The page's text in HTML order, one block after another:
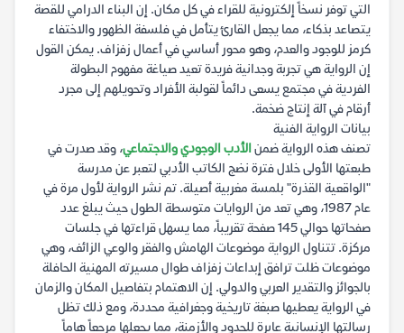
التي توفر نسخاً إلكترونية للقراء في كل مكان. إن البناء الدرامي للقصة
يتصاعد بذكاء، مما يجعل القارئ يتأمل في فلسفة الظهور والاختفاء
كرمز للوجود والعدم، وهو محور أساسي في أعمال زفزاف. يمكن القول
إن الرواية هي تجربة وجدانية فريدة تعيد صياغة مفهوم البطولة
الفردية في مجتمع يسعى دائماً لقولبة الأفراد وتحويلهم إلى مجرد
أرقام في آلة إنتاج ضخمة.
بيانات الرواية الفنية
تصنف هذه الرواية ضمنالأدب الوجودي والاجتماعي، وقد صدرت في
طبعتها الأولى خلال فترة نضج الكاتب الأدبي لتعبر عن مدرسة
"الواقعية القذرة" بلمسة مغربية أصيلة. تم نشر الرواية لأول مرة في
عام 1987، وهي تعد من الروايات متوسطة الطول حيث يبلغ عدد
صفحاتها حوالي 145 صفحة تقريباً، مما يسهل قراءتها في جلسات
مركزة. تتناول الرواية موضوعات الهامش والفقر والوعي الزائف، وهي
موضوعات ظلت ترافق إبداعات زفزاف طوال مسيرته المهنية الحافلة
بالجوائز والتقدير العربي والدولي. إن الاهتمام بتفاصيل المكان والزمان
في الرواية يعطيها صبغة تاريخية وجغرافية محددة، ومع ذلك تظل
رسالتها الإنسانية عابرة للحدود والأزمنة، مما يجعلها مرجعاً هاماً